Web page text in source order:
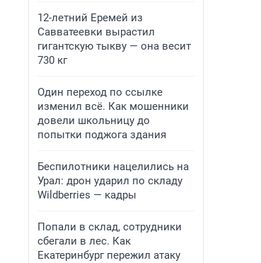
12-летний Еремей из
Савватеевки вырастил
гигантскую тыкву — она весит
730 кг
Один переход по ссылке
изменил всё. Как мошенники
довели школьницу до
попытки поджога здания
Беспилотники нацелились на
Урал: дрон ударил по складу
Wildberries — кадры
Попали в склад, сотрудники
сбегали в лес. Как
Екатеринбург пережил атаку